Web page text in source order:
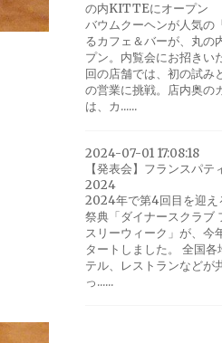
の内KITTEにオープン
バウムクーヘンが人気の
るカフェ＆バーが、丸
プン。内覧会にお招きい
回の店舗では、初の試み
の営業に挑戦。店内奥の
は、カ......
2024-07-01 17:08:18
【発表会】フランスパテ
2024
2024年で第4回目を迎え
祭典「ダイナースクラブ
スリーウィーク」が、今
タートしました。 全国
テル、レストランなどが
っ......